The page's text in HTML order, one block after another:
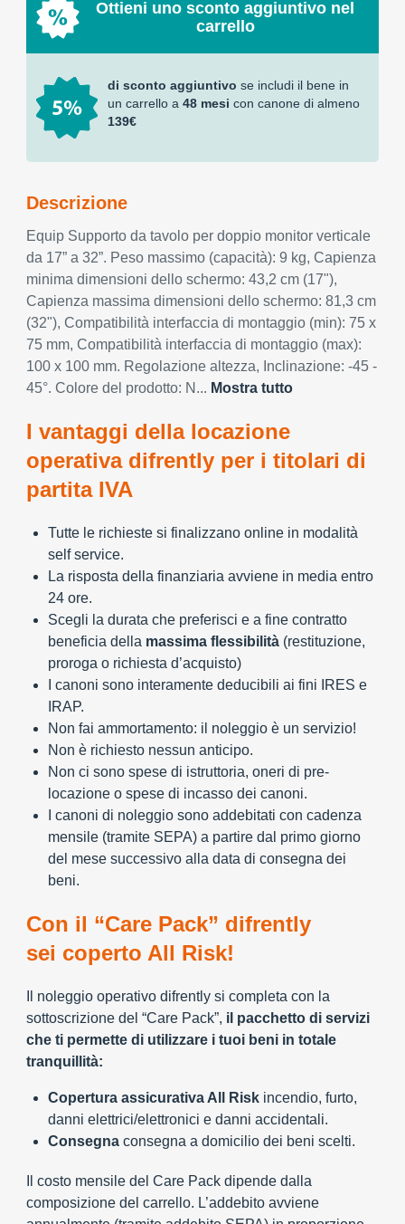
Ottieni uno sconto aggiuntivo nel
carrello
di sconto aggiuntivo se includi il bene in
un carrello a 48 mesi con canone di almeno
139€
Descrizione
Equip Supporto da tavolo per doppio monitor verticale
da 17” a 32”. Peso massimo (capacità): 9 kg, Capienza
minima dimensioni dello schermo: 43,2 cm (17"),
Capienza massima dimensioni dello schermo: 81,3 cm
(32"), Compatibilità interfaccia di montaggio (min): 75 x
75 mm, Compatibilità interfaccia di montaggio (max):
100 x 100 mm. Regolazione altezza, Inclinazione: -45 -
45°. Colore del prodotto: N... Mostra tutto
I vantaggi della locazione
operativa difrently per i titolari di
partita IVA
Tutte le richieste si finalizzano online in modalità
self service.
La risposta della finanziaria avviene in media entro
24 ore.
Scegli la durata che preferisci e a fine contratto
beneficia della massima flessibilità (restituzione,
proroga o richiesta d’acquisto)
I canoni sono interamente deducibili ai fini IRES e
IRAP.
Non fai ammortamento: il noleggio è un servizio!
Non è richiesto nessun anticipo.
Non ci sono spese di istruttoria, oneri di pre-
locazione o spese di incasso dei canoni.
I canoni di noleggio sono addebitati con cadenza
mensile (tramite SEPA) a partire dal primo giorno
del mese successivo alla data di consegna dei
beni.
Con il “Care Pack” difrently
sei coperto All Risk!
Il noleggio operativo difrently si completa con la
sottoscrizione del “Care Pack”, il pacchetto di servizi
che ti permette di utilizzare i tuoi beni in totale
tranquillità:
Copertura assicurativa All Risk incendio, furto,
danni elettrici/elettronici e danni accidentali.
Consegna consegna a domicilio dei beni scelti.
Il costo mensile del Care Pack dipende dalla
composizione del carrello. L’addebito avviene